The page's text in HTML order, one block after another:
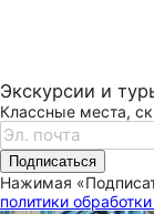
Экскурсии и
Классные места,
Подписаться
Нажимая
политики